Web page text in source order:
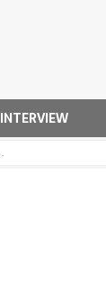
INTERVIEW